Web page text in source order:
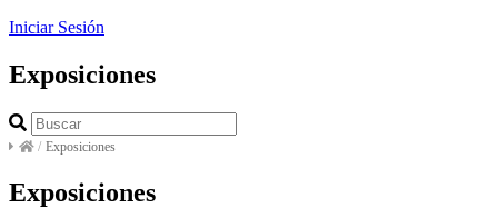
Iniciar Sesión
Exposiciones
/ Exposiciones
Exposiciones